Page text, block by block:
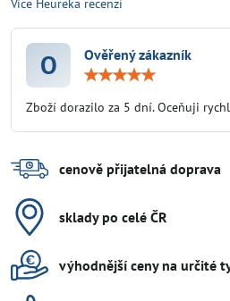
Více Heureka recenzí
O Ověřený zákazník
5
Zboží dorazilo za 5 dní. Oceňuji
cenově přijatelná doprava
sklady po celé ČR
výhodnější ceny na určité